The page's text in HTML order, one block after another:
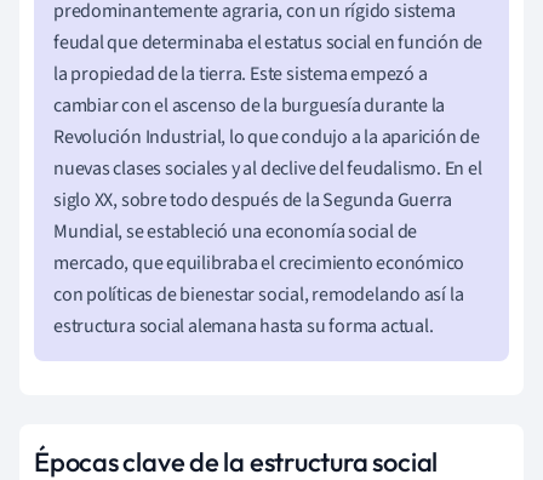
predominantemente agraria, con un rígido sistema
feudal que determinaba el estatus social en función de
la propiedad de la tierra. Este sistema empezó a
cambiar con el ascenso de la burguesía durante la
Revolución Industrial, lo que condujo a la aparición de
nuevas clases sociales y al declive del feudalismo. En el
siglo XX, sobre todo después de la Segunda Guerra
Mundial, se estableció una economía social de
mercado, que equilibraba el crecimiento económico
con políticas de bienestar social, remodelando así la
estructura social alemana hasta su forma actual.
Épocas clave de la estructura social